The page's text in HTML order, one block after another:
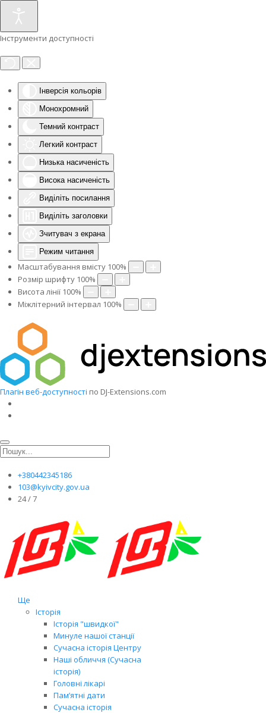
Інструменти доступності
Інверсія кольорів
Монохромний
Темний контраст
Легкий контраст
Низька насиченість
Висока насиченість
Виділіть посилання
Виділіть заголовки
Зчитувач з екрана
Режим читання
Масштабування вмісту 100%
Розмір шрифту 100%
Висота лінії 100%
Міжлітерний інтервал 100%
Плагін веб-доступності по DJ-Extensions.com
+380442345186
103@kyivcity.gov.ua
24 / 7
Ще
Історія
Історія "швидкої"
Минуле нашої станції
Сучасна історія Центру
Наші обличчя (Сучасна
історія)
Головні лікарі
Пам’ятні дати
Сучасна історія